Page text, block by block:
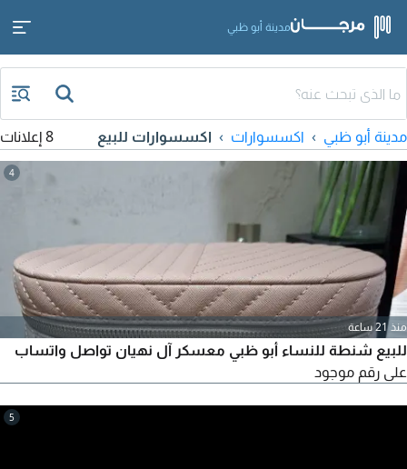
مدينة أبو ظبي
مدينة أبو ظبي اكسسوارات اكسسوارات للبيع 8 إعلانات
4
منذ 21 ساعة
للبيع شنطة للنساء أبو ظبي معسكر آل نهيان تواصل واتساب
على رقم موجود
5